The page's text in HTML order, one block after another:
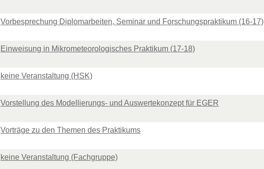
Vorbesprechung Diplomarbeiten, Seminar und Forschungspraktikum (16-17)
Einweisung in Mikrometeorologisches Praktikum (17-18)
keine Veranstaltung (HSK)
Vorstellung des Modellierungs- und Auswertekonzept für EGER
Vorträge zu den Themen des Praktikums
keine Veranstaltung (Fachgruppe)